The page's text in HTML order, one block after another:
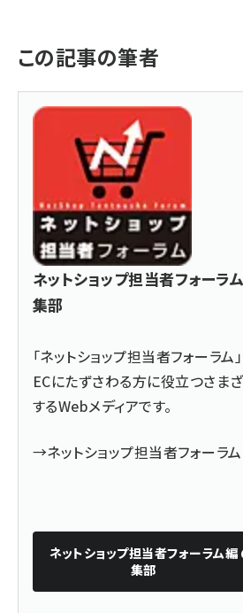
この記事の筆者
ネットショップ担当者フォーラ
集部
「ネットショップ担当者フォーラム」
ECにたずさわる方に役立つさま
するWebメディアです。
→ネットショップ担当者フォーラ
ネットショップ担当者フォーラム編
集部